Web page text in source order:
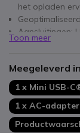
het opladen
Aansluitingen:
Compatibel met
Toon meer
Meegeleverd
1 x Mini USB-
1 x AC-adapter